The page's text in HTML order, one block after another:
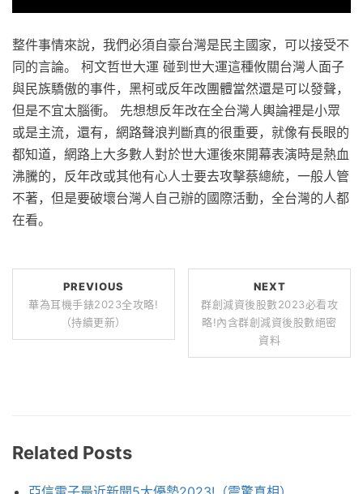
整件事情來說，我們必須自豪台灣是民主國家，可以接受不
同的言論。 柯文哲世大運 碰到世大運這種攸關台灣人面子
與民族驕傲的事件，黑柯或反年改團體當然還是可以發聲，
但是不宜太腦衝。 先想想反年改在全台灣人輿論裡是小眾
或是主流，還有，網路聲浪判斷真的很重要，就像有長眼的
都知道，網路上大多數人對於世大運後來開幕表演時是熱血
沸騰的，反年改或其他有心人士要去攻擊蔡總統，一般人管
不著，但是要破壞台灣人自己辦的國際活動，全台灣的人都
在看。
PREVIOUS
華為耳機手錶2023全攻略!
（持續更新）
NEXT
群創減資後股數2023必看攻
略!內含群創減資後股數絕密
資料
Related Posts